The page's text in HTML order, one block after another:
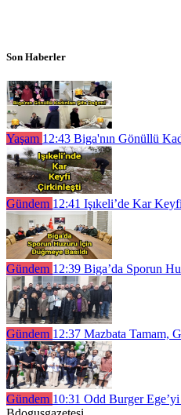
Son Haberler
Yaşam 12:43 Biga'nın Gönüllü
Gündem 12:41 Işıkeli’de Kar
Gündem 12:39 Biga’da Sporun
Gündem 12:37 Mazbata Tamam,
Gündem 10:31 Odd Burger